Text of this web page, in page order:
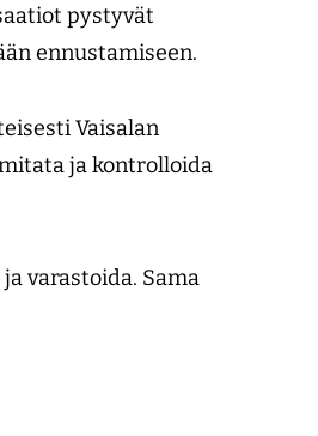
pystyvät
ennustamiseen.
Vaisalan
ja kontrolloida
varastoida. Sama